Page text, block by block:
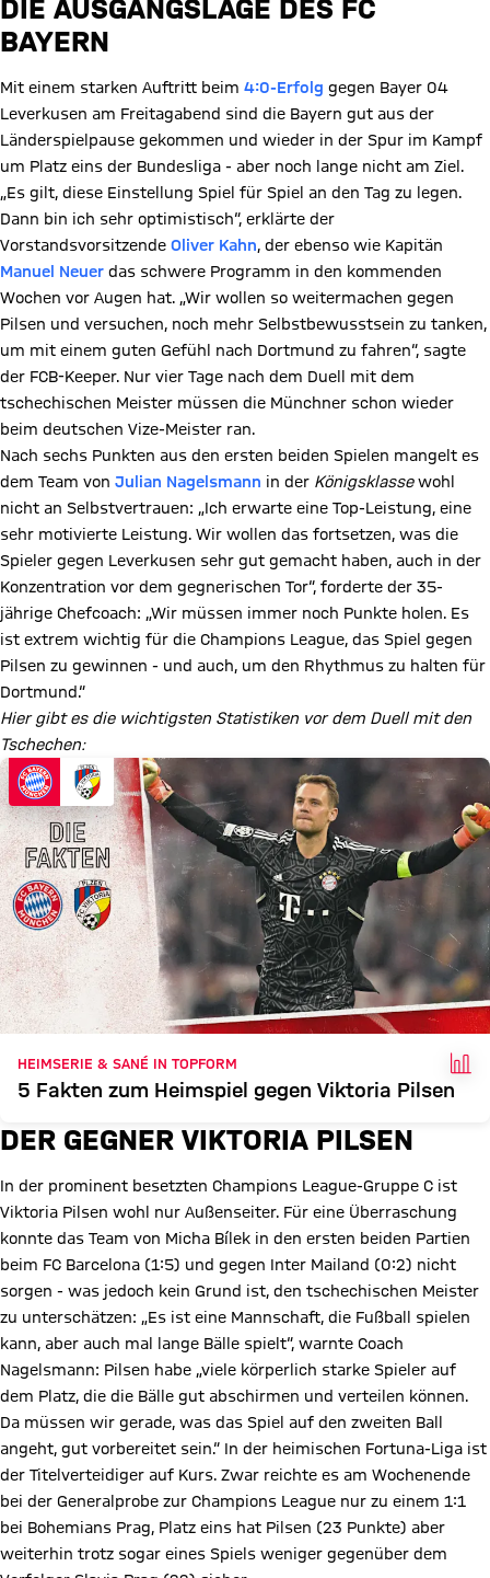
DIE AUSGANGSLAGE DES FC
BAYERN
Mit einem starken Auftritt beim 4:0-Erfolg gegen Bayer 04
Leverkusen am Freitagabend sind die Bayern gut aus der
Länderspielpause gekommen und wieder in der Spur im Kampf
um Platz eins der Bundesliga - aber noch lange nicht am Ziel.
„Es gilt, diese Einstellung Spiel für Spiel an den Tag zu legen.
Dann bin ich sehr optimistisch“, erklärte der
Vorstandsvorsitzende Oliver Kahn, der ebenso wie Kapitän
Manuel Neuer das schwere Programm in den kommenden
Wochen vor Augen hat. „Wir wollen so weitermachen gegen
Pilsen und versuchen, noch mehr Selbstbewusstsein zu tanken,
um mit einem guten Gefühl nach Dortmund zu fahren“, sagte
der FCB-Keeper. Nur vier Tage nach dem Duell mit dem
tschechischen Meister müssen die Münchner schon wieder
beim deutschen Vize-Meister ran.
Nach sechs Punkten aus den ersten beiden Spielen mangelt es
dem Team von Julian Nagelsmann in der Königsklassewohl
nicht an Selbstvertrauen: „Ich erwarte eine Top-Leistung, eine
sehr motivierte Leistung. Wir wollen das fortsetzen, was die
Spieler gegen Leverkusen sehr gut gemacht haben, auch in der
Konzentration vor dem gegnerischen Tor“, forderte der 35-
jährige Chefcoach: „Wir müssen immer noch Punkte holen. Es
ist extrem wichtig für die Champions League, das Spiel gegen
Pilsen zu gewinnen - und auch, um den Rhythmus zu halten für
Dortmund.“
Hier gibt es die wichtigsten Statistiken vor dem Duell mit den
Tschechen:
HEIMSERIE & SANÉ IN TOPFORM
5 Fakten zum Heimspiel gegen Viktoria Pilsen
DER GEGNER VIKTORIA PILSEN
In der prominent besetzten Champions League-Gruppe C ist
Viktoria Pilsen wohl nur Außenseiter. Für eine Überraschung
konnte das Team von Micha Bílek in den ersten beiden Partien
beim FC Barcelona (1:5) und gegen Inter Mailand (0:2) nicht
sorgen - was jedoch kein Grund ist, den tschechischen Meister
zu unterschätzen: „Es ist eine Mannschaft, die Fußball spielen
kann, aber auch mal lange Bälle spielt“, warnte Coach
Nagelsmann: Pilsen habe „viele körperlich starke Spieler auf
dem Platz, die die Bälle gut abschirmen und verteilen können.
Da müssen wir gerade, was das Spiel auf den zweiten Ball
angeht, gut vorbereitet sein.“ In der heimischen Fortuna-Liga ist
der Titelverteidiger auf Kurs. Zwar reichte es am Wochenende
bei der Generalprobe zur Champions League nur zu einem 1:1
bei Bohemians Prag, Platz eins hat Pilsen (23 Punkte) aber
weiterhin trotz sogar eines Spiels weniger gegenüber dem